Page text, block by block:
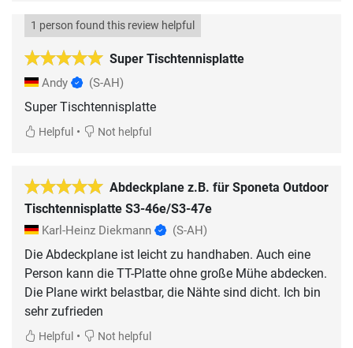
Super Tischtennisplatte
1 person found this review helpful
Andy (S-AH)
Super Tischtennisplatte
Helpful • Not helpful
Abdeckplane z.B. für Sponeta Outdoor
Tischtennisplatte S3-46e/S3-47e
Karl-Heinz Diekmann (S-AH)
Die Abdeckplane ist leicht zu handhaben. Auch eine
Person kann die TT-Platte ohne große Mühe abdecken.
Die Plane wirkt belastbar, die Nähte sind dicht. Ich bin
sehr zufrieden
Helpful • Not helpful